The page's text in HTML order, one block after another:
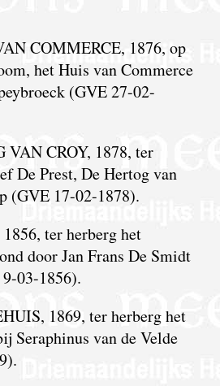
COMMERCE, 1876, op
het Huis van Commerce
(GVE 27-02-
VAN CROY, 1878, ter
De Prest, De Hertog van
(GVE 17-02-1878).
ter herberg het
door Jan Frans De Smidt
03-1856).
1869, ter herberg het
Seraphinus van de Velde